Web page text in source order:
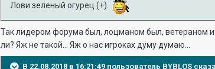
Лови зелёный огурец (+).
Так лидером форума был, лоцманом был, ветераном
ли? Яж не такой... Яж о нас игроках думу думаю...
В 22.08.2018 в 16:21:49 пользователь BYBLOS